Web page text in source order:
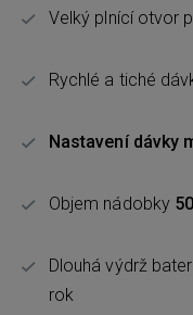
Velký plnící otvor
Rychlé a tiché
Nastavení dávky
Objem nádobky
Dlouhá výdrž
rok